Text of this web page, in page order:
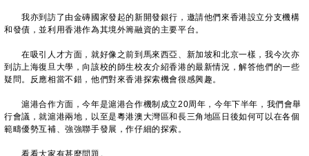
我亦到訪了由金磚國家發起的新開發銀行，邀請他們來香港設立分支機構
和發債，並利用香港作為其境外籌融資的主要平台。
在吸引人才方面，就好像之前到馬來西亞、新加坡和北京一樣，我今次亦
到訪上海復旦大學，向該校的師生校友介紹香港的最新情況，解答他們的一些
疑問。反應相當不錯，他們對來香港探索機會很感興趣。
滬港合作方面，今年是滬港合作機制成立20周年，今年下半年，我們會舉
行會議，就滬港兩地，以至是粵港澳大灣區和長三角地區日後如何可以在各個
範疇優勢互補、強強聯手發展，作仔細的探索。
看看大家有甚麼問題。